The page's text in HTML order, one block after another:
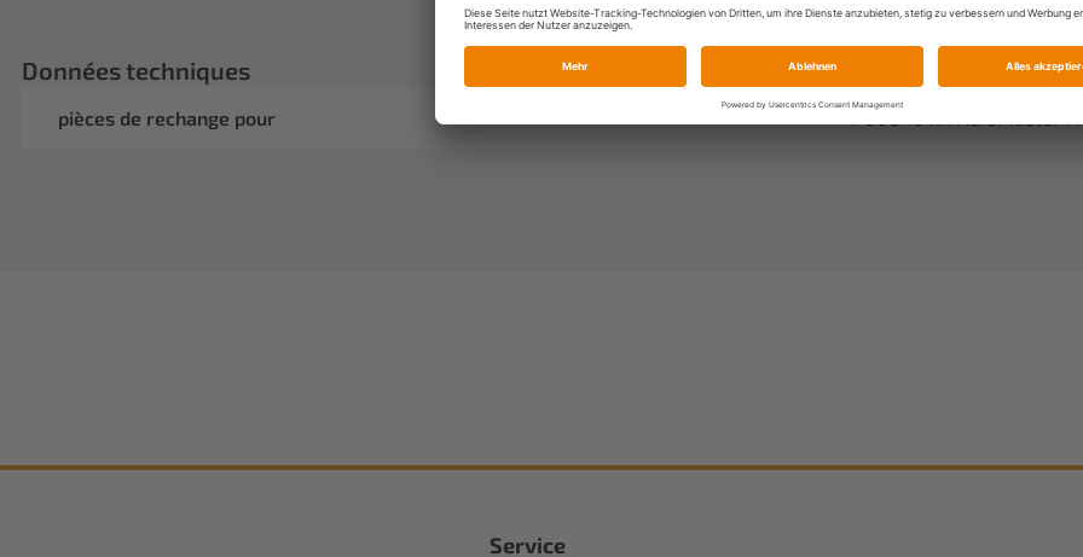
Données techniques
pièces de rechange pour 1-00846 RR AcroMaster
Service